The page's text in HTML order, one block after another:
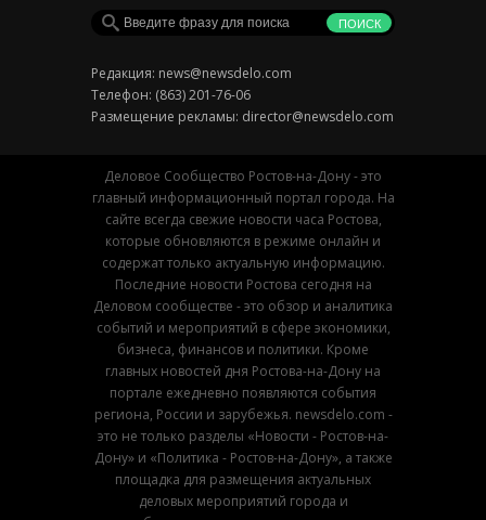
Редакция: news@newsdelo.com
Телефон: (863) 201-76-06
Размещение рекламы: director@newsdelo.com
Деловое Сообщество Ростов-на-Дону - это
главный информационный портал города. На
сайте всегда свежие новости часа Ростова,
которые обновляются в режиме онлайн и
содержат только актуальную информацию.
Последние новости Ростова сегодня на
Деловом сообществе - это обзор и аналитика
событий и мероприятий в сфере экономики,
бизнеса, финансов и политики. Кроме
главных новостей дня Ростова-на-Дону на
портале ежедневно появляются события
региона, России и зарубежья. newsdelo.com -
это не только разделы «Новости - Ростов-на-
Дону» и «Политика - Ростов-на-Дону», а также
площадка для размещения актуальных
деловых мероприятий города и